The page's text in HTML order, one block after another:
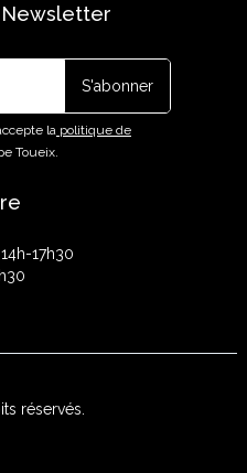
Newsletter
la politique de
Toueix.
17h30
réservés.